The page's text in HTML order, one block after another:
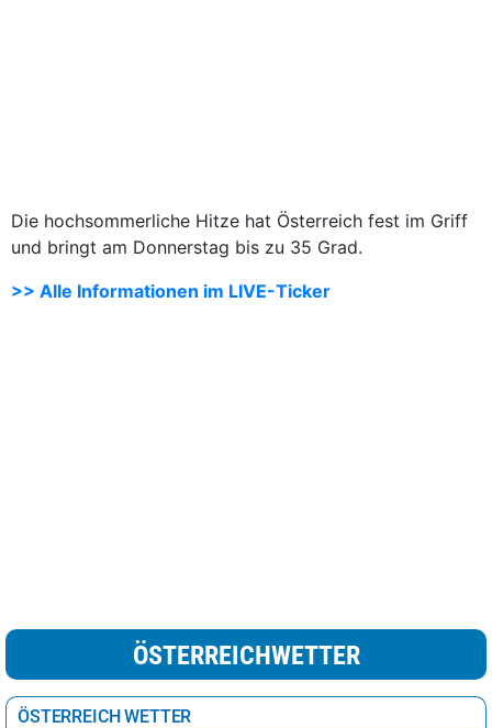
Die hochsommerliche Hitze hat Österreich fest im Griff
und bringt am Donnerstag bis zu 35 Grad.
>> Alle Informationen im LIVE-Ticker
ÖSTERREICHWETTER
ÖSTERREICH WETTER